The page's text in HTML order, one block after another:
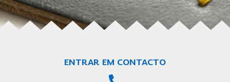
ENTRAR EM CONTACTO